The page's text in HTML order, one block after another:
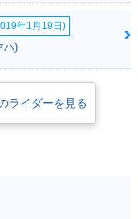
年1月19日)
ハ)
ライダーを見る